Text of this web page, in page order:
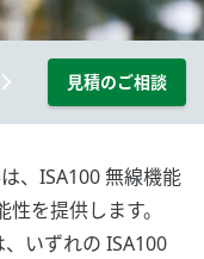
ード 見積のご相談
、ISA100 無線機能
を提供します。
いずれの ISA100